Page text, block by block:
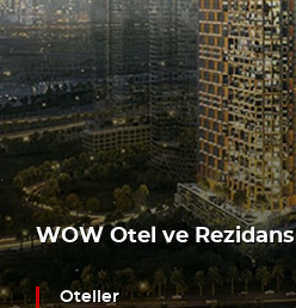
WOW Otel ve Rezidans
Oteller